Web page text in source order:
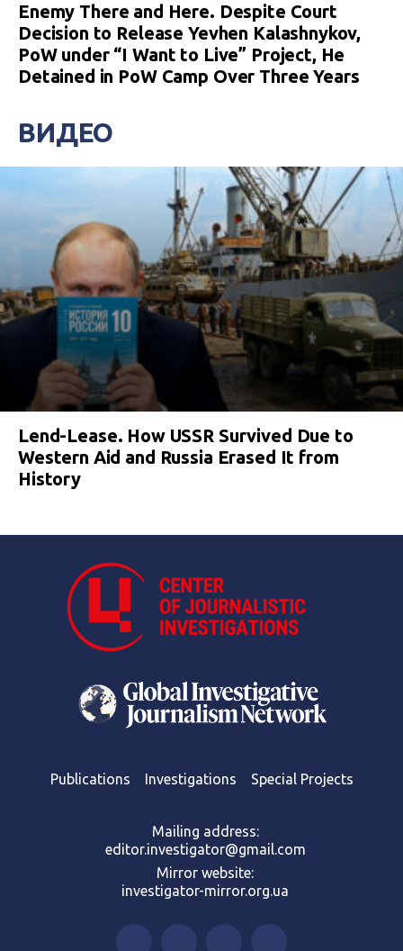
Enemy There and Here. Despite Court
Decision to Release Yevhen Kalashnykov,
PoW under “I Want to Live” Project, He
Detained in PoW Camp Over Three Years
ВИДЕО
Lend-Lease. How USSR Survived Due to
Western Aid and Russia Erased It from
History
Publications Investigations Special Projects
Mailing address:
editor.investigator@gmail.com
Mirror website:
investigator-mirror.org.ua